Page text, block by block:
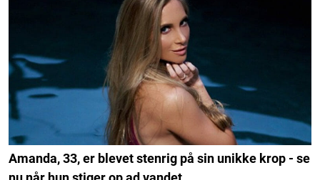
Amanda, 33, er blevet stenrig på sin unikke krop - se